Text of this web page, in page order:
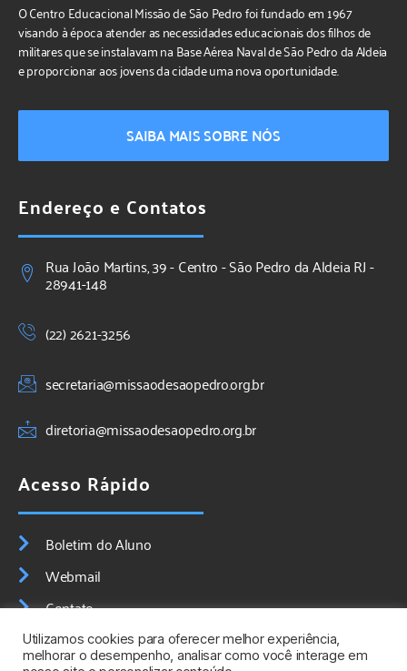
O Centro Educacional Missão de São Pedro foi fundado em 1967
visando à época atender as necessidades educacionais dos filhos de
militares que se instalavam na Base Aérea Naval de São Pedro da Aldeia
e proporcionar aos jovens da cidade uma nova oportunidade.
SAIBA MAIS SOBRE NÓS
Endereço e Contatos
Rua João Martins, 39 - Centro - São Pedro da Aldeia RJ -
28941-148
(22) 2621-3256
secretaria@missaodesaopedro.org.br
diretoria@missaodesaopedro.org.br
Acesso Rápido
Boletim do Aluno
Webmail
Contato
Utilizamos cookies para oferecer melhor experiência,
melhorar o desempenho, analisar como você interage em